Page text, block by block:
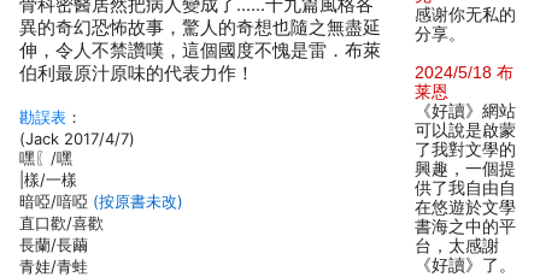
骨科密醫居然把病人變成了……十九篇風格各
異的奇幻恐怖故事，驚人的奇想也隨之無盡延
伸，令人不禁讚嘆，這個國度不愧是雷．布萊
伯利最原汁原味的代表力作！
勘誤表 ：
(Jack 2017/4/7)
嘿〖/嘿
|樣/一樣
暗啞/喑啞 (按原書未改)
直口歡/喜歡
長蘭/長繭
青娃/青蛙
感谢你无私的
分享。
2024/5/18 布
莱恩
《好讀》網站
可以說是啟蒙
了我對文學的
興趣，一個提
供了我自由自
在悠遊於文學
書海之中的平
台，太感謝
《好讀》了。